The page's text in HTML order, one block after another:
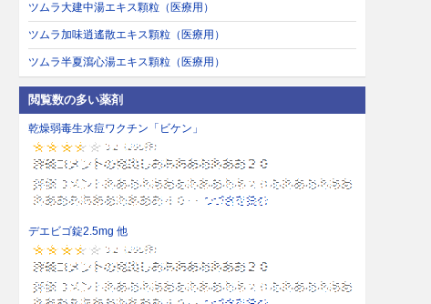
ツムラ大建中湯エキス顆粒（医療用）
ツムラ加味逍遙散エキス顆粒（医療用）
ツムラ半夏瀉心湯エキス顆粒（医療用）
閲覧数の多い薬剤
乾燥弱毒生水痘ワクチン「ビケン」
デエビゴ錠2.5mg 他